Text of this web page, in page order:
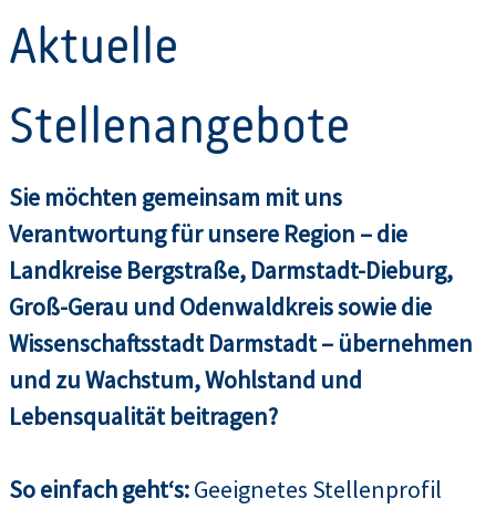
Aktuelle
Stellenangebote
Sie möchten gemeinsam mit uns
Verantwortung für unsere Region – die
Landkreise Bergstraße, Darmstadt-Dieburg,
Groß-Gerau und Odenwaldkreis sowie die
Wissenschaftsstadt Darmstadt – übernehmen
und zu Wachstum, Wohlstand und
Lebensqualität beitragen?
So einfach geht‘s:Geeignetes Stellenprofil